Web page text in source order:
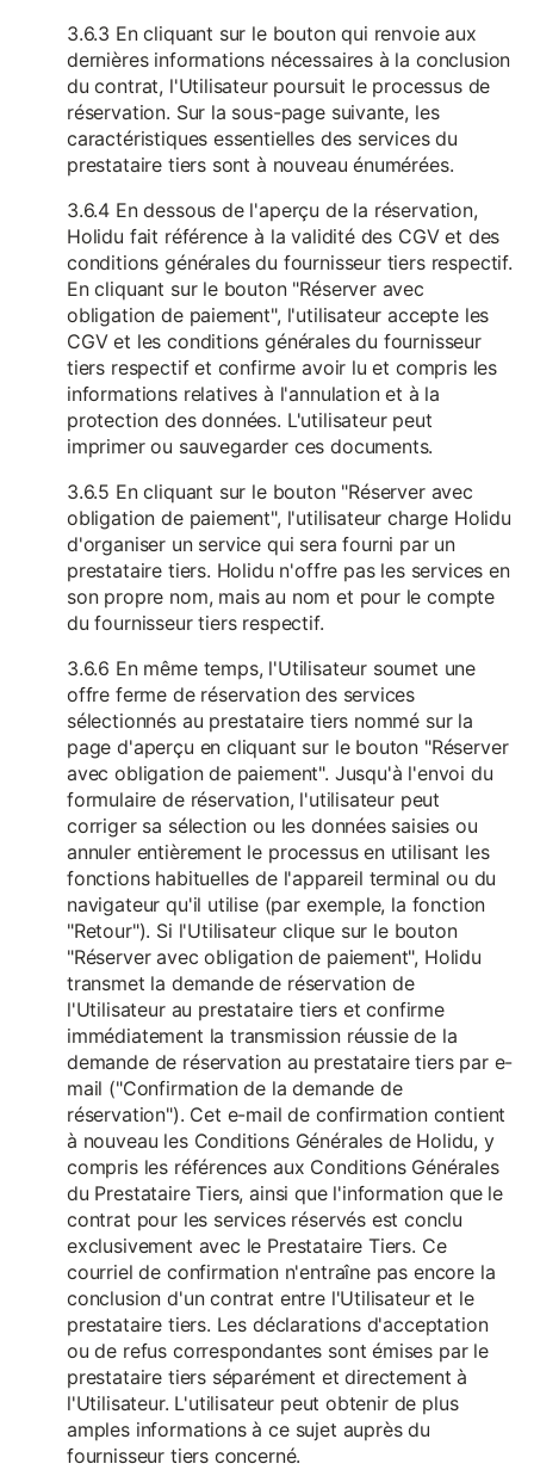
3.6.3 En cliquant sur le bouton qui renvoie aux
dernières informations nécessaires à la conclusion
du contrat, l'Utilisateur poursuit le processus de
réservation. Sur la sous-page suivante, les
caractéristiques essentielles des services du
prestataire tiers sont à nouveau énumérées.
3.6.4 En dessous de l'aperçu de la réservation,
Holidu fait référence à la validité des CGV et des
conditions générales du fournisseur tiers respectif.
En cliquant sur le bouton "Réserver avec
obligation de paiement", l'utilisateur accepte les
CGV et les conditions générales du fournisseur
tiers respectif et confirme avoir lu et compris les
informations relatives à l'annulation et à la
protection des données. L'utilisateur peut
imprimer ou sauvegarder ces documents.
3.6.5 En cliquant sur le bouton "Réserver avec
obligation de paiement", l'utilisateur charge Holidu
d'organiser un service qui sera fourni par un
prestataire tiers. Holidu n'offre pas les services en
son propre nom, mais au nom et pour le compte
du fournisseur tiers respectif.
3.6.6 En même temps, l'Utilisateur soumet une
offre ferme de réservation des services
sélectionnés au prestataire tiers nommé sur la
page d'aperçu en cliquant sur le bouton "Réserver
avec obligation de paiement". Jusqu'à l'envoi du
formulaire de réservation, l'utilisateur peut
corriger sa sélection ou les données saisies ou
annuler entièrement le processus en utilisant les
fonctions habituelles de l'appareil terminal ou du
navigateur qu'il utilise (par exemple, la fonction
"Retour"). Si l'Utilisateur clique sur le bouton
"Réserver avec obligation de paiement", Holidu
transmet la demande de réservation de
l'Utilisateur au prestataire tiers et confirme
immédiatement la transmission réussie de la
demande de réservation au prestataire tiers par e-
mail ("Confirmation de la demande de
réservation"). Cet e-mail de confirmation contient
à nouveau les Conditions Générales de Holidu, y
compris les références aux Conditions Générales
du Prestataire Tiers, ainsi que l'information que le
contrat pour les services réservés est conclu
exclusivement avec le Prestataire Tiers. Ce
courriel de confirmation n'entraîne pas encore la
conclusion d'un contrat entre l'Utilisateur et le
prestataire tiers. Les déclarations d'acceptation
ou de refus correspondantes sont émises par le
prestataire tiers séparément et directement à
l'Utilisateur. L'utilisateur peut obtenir de plus
amples informations à ce sujet auprès du
fournisseur tiers concerné.